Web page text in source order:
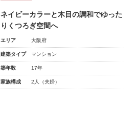
ネイビーカラーと木目の調和でゆった
りくつろぎ空間へ
エリア 大阪府
建築タイプ マンション
築年数 17年
家族構成 2人（夫婦）